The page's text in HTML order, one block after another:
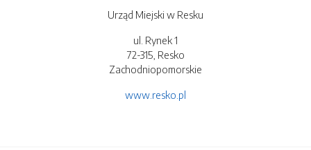
Urząd Miejski w Resku
ul. Rynek 1
72-315, Resko
Zachodniopomorskie
www.resko.pl